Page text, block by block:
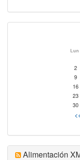
Lun
2
9
16
23
30
Alimentación